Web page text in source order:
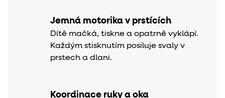
Jemná motorika v prstících
Dítě mačká, tiskne a opatrně vyklápí.
Každým stisknutím posiluje svaly v
prstech a dlani.
Koordinace ruky a oka